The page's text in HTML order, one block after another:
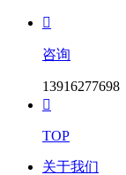

咨询
13916277698

TOP
关于我们